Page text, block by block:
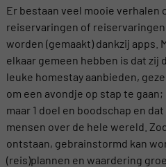
Er bestaan veel mooie verhalen
reiservaringen of
worden (gemaakt) dankzij apps.
elkaar gemeen hebben is dat zij
leuke homestay aanbieden,
om een avondje op stap te
maar 1 doel en boodschap en
mensen over de hele wereld.
ontstaan, gebrainstormd kan
(reis)plannen en waardering